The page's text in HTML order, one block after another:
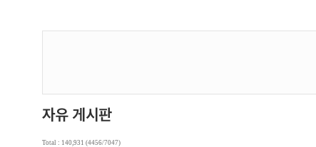
Total : 140,931 (4456/7047)